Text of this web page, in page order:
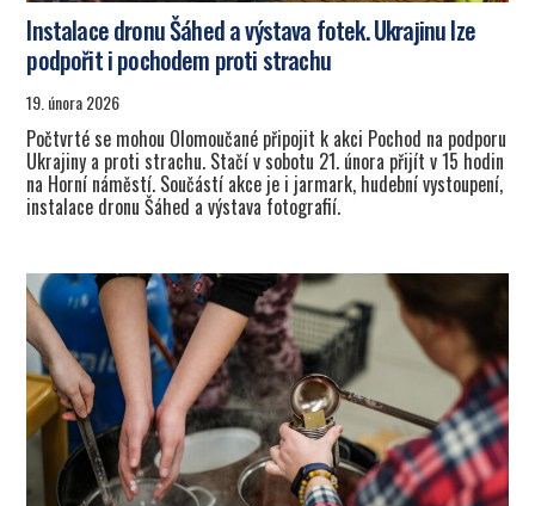
Instalace dronu Šáhed a výstava fotek. Ukrajinu lze
podpořit i pochodem proti strachu
19. února 2026
Počtvrté se mohou Olomoučané připojit k akci Pochod na podporu
Ukrajiny a proti strachu. Stačí v sobotu 21. února přijít v 15 hodin
na Horní náměstí. Součástí akce je i jarmark, hudební vystoupení,
instalace dronu Šáhed a výstava fotografií.